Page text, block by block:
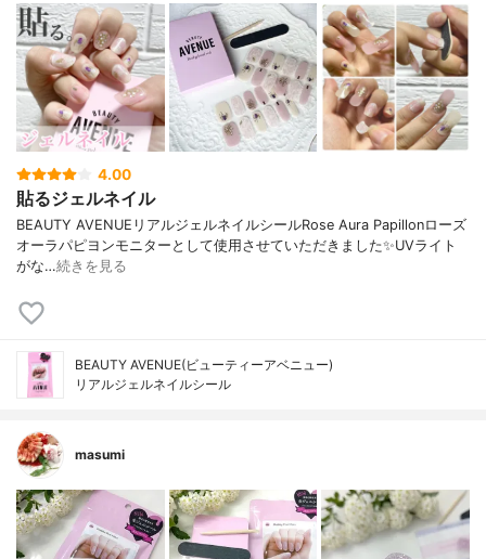
4.00
貼るジェルネイル
BEAUTY AVENUEリアルジェルネイルシールRose Aura Papillonローズ
オーラパピヨンモニターとして使用させていただきました✨UVライト
がな…続きを見る
BEAUTY AVENUE(ビューティーアベニュー)
リアルジェルネイルシール
masumi